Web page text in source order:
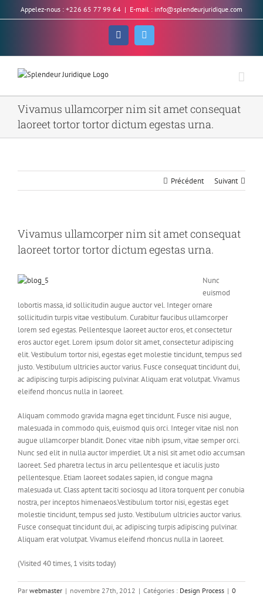
to
Appelez-nous : +226 65 77 99 64 | E-mail : info@splendeurjuridique.com
Facebook
Vivamus ullamcorper nim sit amet consequat
laoreet tortor tortor dictum egestas urna.
Précédent Suivant
Vivamus ullamcorper nim sit amet consequat
laoreet tortor tortor dictum egestas urna.
Nunc
euismod
lobortis massa, id sollicitudin augue auctor vel. Integer ornare
sollicitudin turpis vitae vestibulum. Curabitur faucibus ullamcorper
lorem sed egestas. Pellentesque laoreet auctor eros, et consectetur
eros auctor eget. Lorem ipsum dolor sit amet, consectetur adipiscing
elit. Vestibulum tortor nisi, egestas eget molestie tincidunt, tempus sed
justo. Vestibulum ultricies auctor varius. Fusce consequat tincidunt dui,
ac adipiscing turpis adipiscing pulvinar. Aliquam erat volutpat. Vivamus
eleifend rhoncus nulla in laoreet.
Aliquam commodo gravida magna eget tincidunt. Fusce nisi augue,
malesuada in commodo quis, euismod quis orci. Integer vitae nisl non
augue ullamcorper blandit. Donec vitae nibh ipsum, vitae semper orci.
Nunc sed elit in nulla auctor imperdiet. Ut a nisl sit amet odio accumsan
laoreet. Sed pharetra lectus in arcu pellentesque et iaculis justo
pellentesque. Etiam laoreet sodales sapien, id congue magna
malesuada ut. Class aptent taciti sociosqu ad litora torquent per conubia
nostra, per inceptos himenaeos.Vestibulum tortor nisi, egestas eget
molestie tincidunt, tempus sed justo. Vestibulum ultricies auctor varius.
Fusce consequat tincidunt dui, ac adipiscing turpis adipiscing pulvinar.
Aliquam erat volutpat. Vivamus eleifend rhoncus nulla in laoreet.
(Visited 40 times, 1 visits today)
Par webmaster | novembre 27th, 2012 | Catégories : Design Process | 0